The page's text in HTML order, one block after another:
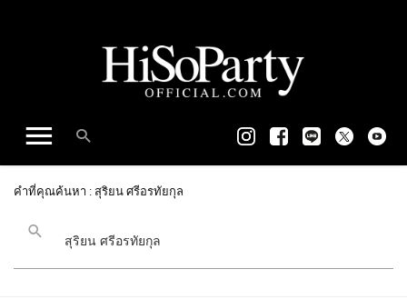
คำที่คุณค้นหา : สุริยน ศรีอรทัยกุล